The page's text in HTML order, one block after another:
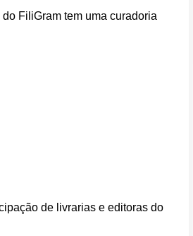
do FiliGram tem uma curadoria
de livrarias e editoras do